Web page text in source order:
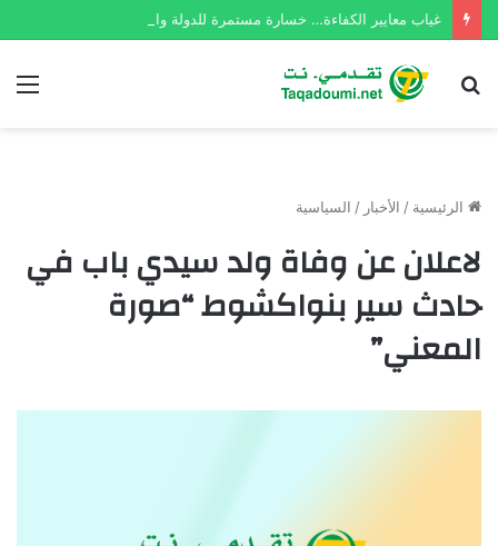
غياب معايير الكفاءة… خسارة مستمرة للدولة والمواطن الموريتاني
بحث
الرئيسية / الأخبار / السياسية
لاعلان عن وفاة ولد سيدي باب في
حادث سير بنواكشوط “صورة
المعني”